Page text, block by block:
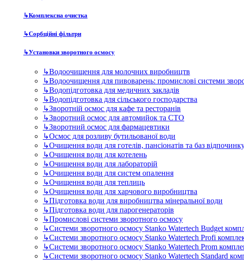
↳Комплексна очистка
↳Сорбційні фільтри
↳Установки зворотного осмосу
↳Водоочищення для молочних виробництв
↳Водоочищення для пивоварень: промислові системи
↳Водопідготовка для медичних закладів
↳Водопідготовка для сільського господарства
↳Зворотній осмос для кафе та ресторанів
↳Зворотний осмос для автомийок та СТО
↳Зворотний осмос для фармацевтики
↳Осмос для розливу бутильованої води
↳Очищення води для готелів, пансіонатів та баз
↳Очищення води для котелень
↳Очищення води для лабораторій
↳Очищення води для систем опалення
↳Очищення води для теплиць
↳Очищення води для харчового виробництва
↳Підготовка води для виробництва мінеральної води
↳Підготовка води для парогенераторів
↳Промислові системи зворотного осмосу
↳Системи зворотного осмосу Stanko Watertech Budget
↳Системи зворотного осмосу Stanko Watertech Profi
↳Системи зворотного осмосу Stanko Watertech Prom
↳Системи зворотного осмосу Stanko Watertech Standard